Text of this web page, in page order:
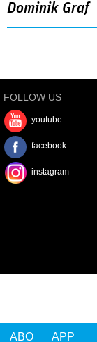
ABO APP
Dominik Graf
FOLLOW US
youtube
facebook
instagram